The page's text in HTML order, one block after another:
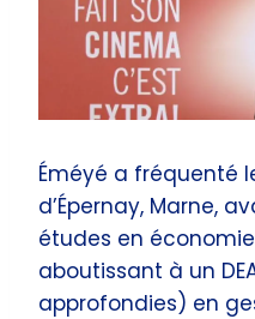
Éméyé a fréquenté
d’Épernay, Marne,
études en
aboutissant à un
approfondies) en